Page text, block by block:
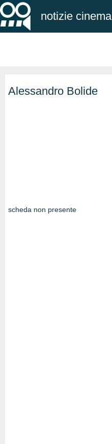
notizie cinema
Alessandro Bolide
scheda non presente